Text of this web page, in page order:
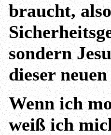
braucht,
sondern
dieser
Wenn ich
weiß ich